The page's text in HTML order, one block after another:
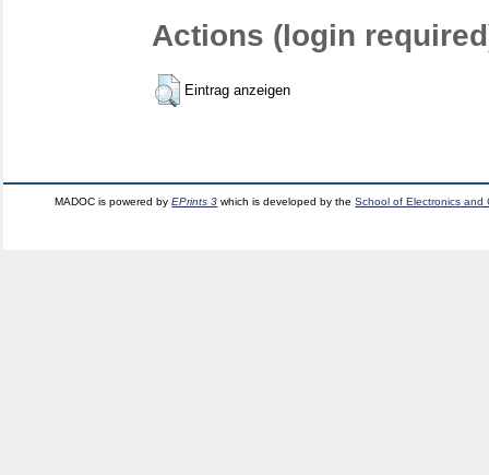
Actions (login
Eintrag anzeigen
MADOC is powered byEPrints 3 which is developed by theSchool of Electronics and